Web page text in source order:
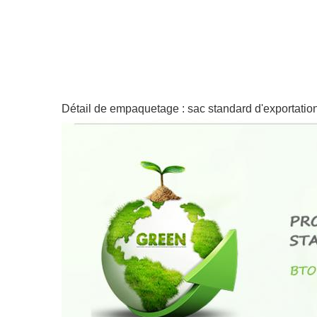
Détail de empaquetage : sac standard